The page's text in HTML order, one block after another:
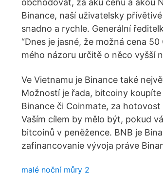
obchodovať, za akú cenu a akou
Binance, naší uživatelsky
snadno a rychle. Generální
“Dnes je jasné, že možná cena
mého názoru určitě o něco vyšší
Ve Vietnamu je Binance také
Možností je řada, bitcoiny
Binance či Coinmate, za
Vaším cílem by mělo být, pokud
bitcoinů v peněžence. BNB je
zafinancovanie vývoja práve
malé noční můry 2